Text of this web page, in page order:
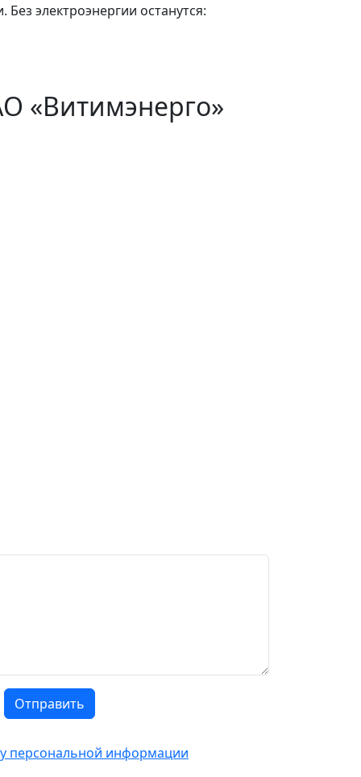
электроэнергии останутся:
«Витимэнерго»
Отправить
персональной информации